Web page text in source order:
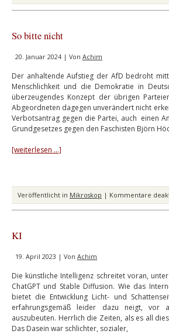
So bitte nicht
20. Januar 2024 | Von Achim
Der anhaltende Aufstieg der AfD bedroht
Menschlichkeit und die Demokratie in
überzeugendes Konzept der übrigen
Abgeordneten dagegen unverändert nicht
Verbotsantrag gegen die Partei, auch einen
Grundgesetzes gegen den Faschisten Björn
[weiterlesen …]
Veröffentlicht in Mikroskop | Kommentare
KI
19. April 2023 | Von Achim
Die künstliche Intelligenz schreitet voran,
ChatGPT und Stable Diffusion. Wie das
bietet die Entwicklung Licht- und
erfahrungsgemäß leider dazu neigt, vor
auszubeuten. Herrlich die Zeiten, als es all
Das Dasein war schlichter, sozialer,